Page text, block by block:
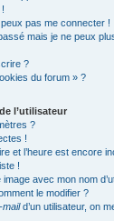
pas me connecter !
mais je ne peux
?
du forum » ?
l’utilisateur
?
!
et l’heure est encore
!
avec mon nom
le modifier ?
maild’un utilisateur, on